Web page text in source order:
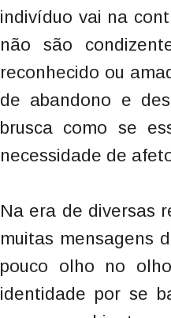
indivíduo vai na
não são
reconhecido ou
de abandono e
brusca como se
necessidade de
Na era de diversas
muitas mensagens
pouco olho no
identidade por se